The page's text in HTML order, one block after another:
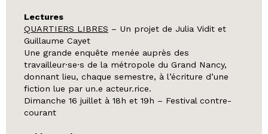
Lectures
QUARTIERS LIBRES – Un projet de Julia Vidit et
Guillaume Cayet
Une grande enquête menée auprès des
travailleur·se·s de la métropole du Grand Nancy,
donnant lieu, chaque semestre, à l’écriture d’une
fiction lue par un.e acteur.rice.
Dimanche 16 juillet à 18h et 19h – Festival contre-
courant